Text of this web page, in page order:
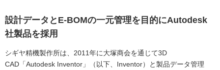
設計データとE-BOMの一元管理を目的にAutodesk
社製品を採用
シギヤ精機製作所は、2011年に大塚商会を通じて3D
CAD「Autodesk Inventor」（以下、Inventor）と製品データ管理